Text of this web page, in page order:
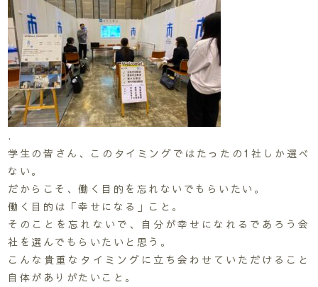
.
学生の皆さん、このタイミングではたったの1社しか選べ
ない。
だからこそ、働く目的を忘れないでもらいたい。
働く目的は「幸せになる」こと。
そのことを忘れないで、自分が幸せになれるであろう会
社を選んでもらいたいと思う。
こんな貴重なタイミングに立ち会わせていただけること
自体がありがたいこと。